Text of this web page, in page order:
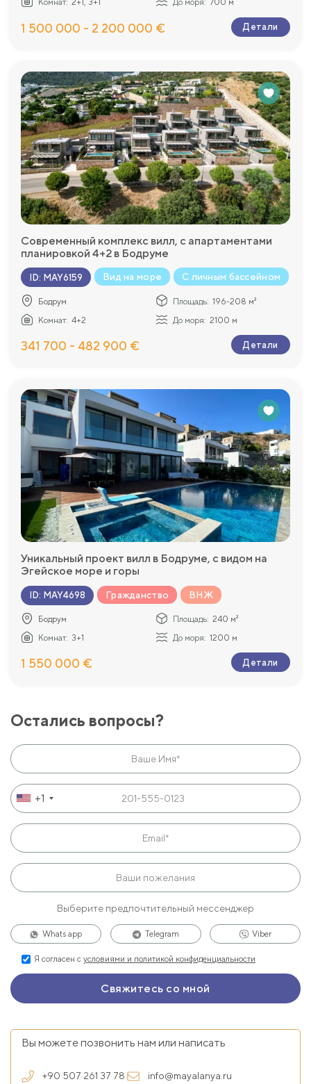
Комнат: 2+1, 3+1 До моря: 700 м
1 500 000 - 2 200 000 € Детали
Современный комплекс вилл, с апартаментами
планировкой 4+2 в Бодруме
ID: MAY6159 Вид на море С личным бассейном
Бодрум Площадь: 196-208 м²
Комнат: 4+2 До моря: 2100 м
341 700 - 482 900 € Детали
Уникальный проект вилл в Бодруме, с видом на
Эгейское море и горы
ID: MAY4698 Гражданство ВНЖ
Бодрум Площадь: 240 м²
Комнат: 3+1 До моря: 1200 м
1 550 000 € Детали
Остались вопросы?
+1
Выберите предпочтительный мессенджер
Whats app Telegram Viber
Я согласен с условиями и политикой конфиденциальности
Вы можете позвонить нам или написать
+90 507 261 37 78 info@mayalanya.ru